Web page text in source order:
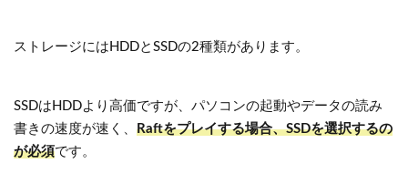
ストレージにはHDDとSSDの2種類があります。
SSDはHDDより高価ですが、パソコンの起動やデータの読み
書きの速度が速く、 Raftをプレイする場合、SSDを選択するの
が必須です。